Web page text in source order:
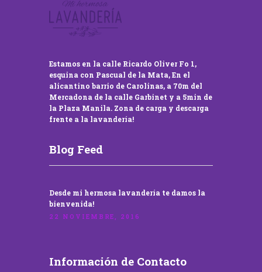
Estamos en la calle Ricardo Oliver Fo 1,
esquina con Pascual de la Mata, En el
alicantino barrio de Carolinas, a 70m del
Mercadona de la calle Garbinet y a 5min de
la Plaza Manila. Zona de carga y descarga
frente a la lavandería!
Blog Feed
Desde mi hermosa lavandería te damos la
bienvenida!
22 NOVIEMBRE, 2016
Información de Contacto